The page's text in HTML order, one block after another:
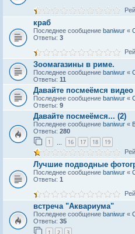
краб
Последнее сообщение baniwur «
Ответы: 3
Зоомагазины в риме.
Последнее сообщение baniwur «
Ответы: 11
Давайте посмеёмся видео
Последнее сообщение baniwur «
Ответы: 9
Давайте посмеёмся... (2)
Последнее сообщение baniwur «
Ответы: 280
1 16 17 18 19
Лучшие подводные
Последнее сообщение baniwur «
Ответы: 1
встреча "Аквариума"
Последнее сообщение baniwur «
Ответы: 35